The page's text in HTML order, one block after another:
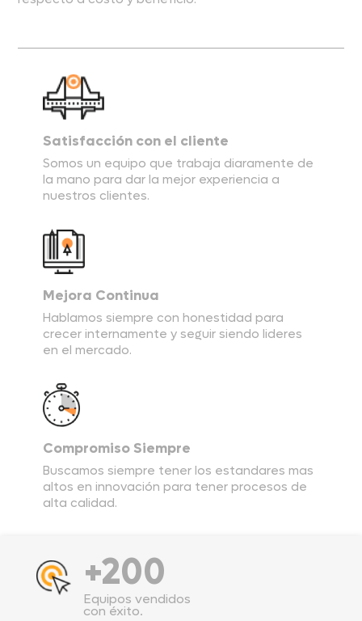
Satisfacción con el cliente
Somos un equipo que trabaja diaramente de
la mano para dar la mejor experiencia a
nuestros clientes.
Mejora Continua
Hablamos siempre con honestidad para
crecer internamente y seguir siendo lideres
en el mercado.
Compromiso Siempre
Buscamos siempre tener los estandares mas
altos en innovación para tener procesos de
alta calidad.
+200
Equipos vendidos
con éxito.